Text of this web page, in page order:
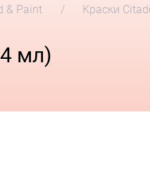
& Paint Краски
мл)